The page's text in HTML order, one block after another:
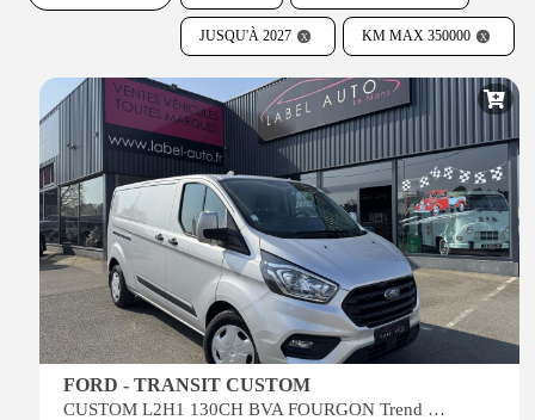
JUSQU'À 2027 KM MAX 350000
FORD - TRANSIT CUSTOM
CUSTOM L2H1 130CH BVA FOURGON Trend Busines